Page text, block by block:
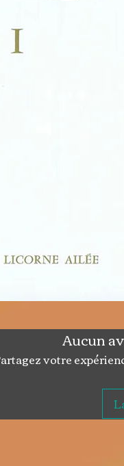
Aucun
votre